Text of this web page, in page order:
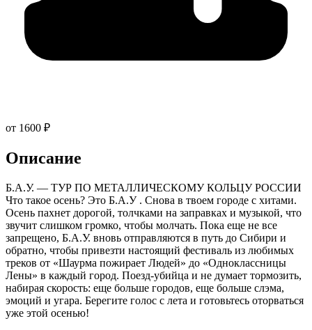
от 1600 ₽
Описание
Б.А.У. — ТУР ПО МЕТАЛЛИЧЕСКОМУ КОЛЬЦУ РОССИИ
Что такое осень? Это Б.А.У . Снова в твоем городе с хитами.
Осень пахнет дорогой, толчками на заправках и музыкой, что
звучит слишком громко, чтобы молчать. Пока еще не все
запрещено, Б.А.У. вновь отправляются в путь до Сибири и
обратно, чтобы привезти настоящий фестиваль из любимых
треков от «Шаурма пожирает Людей» до «Одноклассницы
Лены» в каждый город. Поезд-убийца и не думает тормозить,
набирая скорость: еще больше городов, еще больше слэма,
эмоций и угара. Берегите голос с лета и готовьтесь оторваться
уже этой осенью!